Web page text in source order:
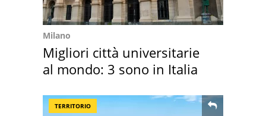
Milano
Migliori città universitarie
al mondo: 3 sono in Italia
TERRITORIO